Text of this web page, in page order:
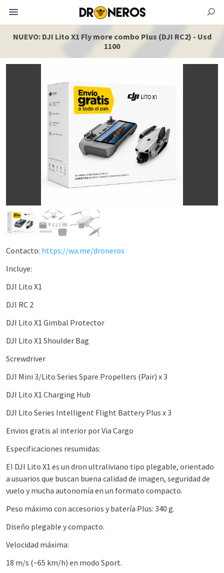
NUEVO: DJI Lito X1 Fly more combo Plus (DJI RC2) - Usd
1100
Contacto: https://wa.me/droneros
Incluye:
DJI Lito X1
DJI RC 2
DJI Lito X1 Gimbal Protector
DJI Lito X1 Shoulder Bag
Screwdriver
DJI Mini 3/Lito Series Spare Propellers (Pair) x 3
DJI Lito X1 Charging Hub
DJI Lito Series Intelligent Flight Battery Plus x 3
Envios gratis al interior por Via Cargo
Especificaciones resumidas:
El DJI Lito X1 es un dron ultraliviano tipo plegable, orientado
a usuarios que buscan buena calidad de imagen, seguridad de
vuelo y mucha autonomía en un formato compacto.
Peso máximo con accesorios y batería Plus: 340 g.
Diseño plegable y compacto.
Velocidad máxima:
18 m/s (~65 km/h) en modo Sport.